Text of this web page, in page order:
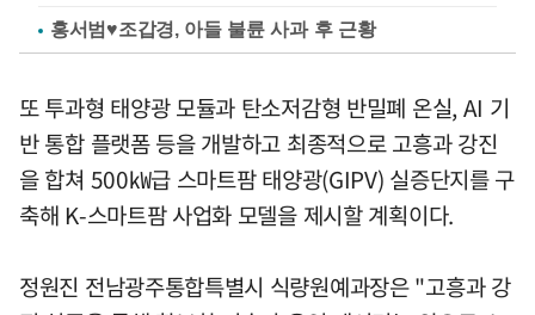
홍서범♥조갑경, 아들 불륜 사과 후 근황
또 투과형 태양광 모듈과 탄소저감형 반밀폐 온실, AI 기
반 통합 플랫폼 등을 개발하고 최종적으로 고흥과 강진
을 합쳐 500㎾급 스마트팜 태양광(GIPV) 실증단지를 구
축해 K-스마트팜 사업화 모델을 제시할 계획이다.
정원진 전남광주통합특별시 식량원예과장은 "고흥과 강